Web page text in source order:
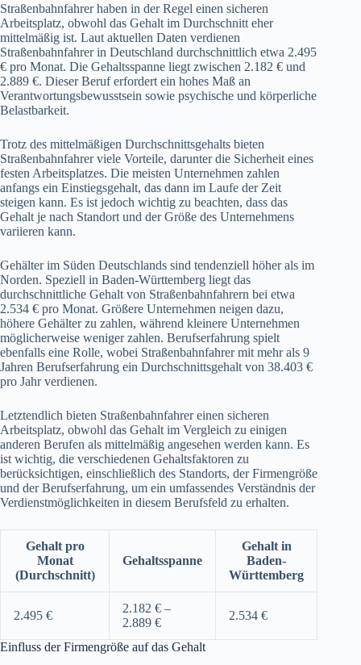
Straßenbahnfahrer haben in der Regel einen sicheren
Arbeitsplatz, obwohl das Gehalt im Durchschnitt eher
mittelmäßig ist. Laut aktuellen Daten verdienen
Straßenbahnfahrer in Deutschland durchschnittlich etwa 2.495
€ pro Monat. Die Gehaltsspanne liegt zwischen 2.182 € und
2.889 €. Dieser Beruf erfordert ein hohes Maß an
Verantwortungsbewusstsein sowie psychische und körperliche
Belastbarkeit.
Trotz des mittelmäßigen Durchschnittsgehalts bieten
Straßenbahnfahrer viele Vorteile, darunter die Sicherheit eines
festen Arbeitsplatzes. Die meisten Unternehmen zahlen
anfangs ein Einstiegsgehalt, das dann im Laufe der Zeit
steigen kann. Es ist jedoch wichtig zu beachten, dass das
Gehalt je nach Standort und der Größe des Unternehmens
variieren kann.
Gehälter im Süden Deutschlands sind tendenziell höher als im
Norden. Speziell in Baden-Württemberg liegt das
durchschnittliche Gehalt von Straßenbahnfahrern bei etwa
2.534 € pro Monat. Größere Unternehmen neigen dazu,
höhere Gehälter zu zahlen, während kleinere Unternehmen
möglicherweise weniger zahlen. Berufserfahrung spielt
ebenfalls eine Rolle, wobei Straßenbahnfahrer mit mehr als 9
Jahren Berufserfahrung ein Durchschnittsgehalt von 38.403 €
pro Jahr verdienen.
Letztendlich bieten Straßenbahnfahrer einen sicheren
Arbeitsplatz, obwohl das Gehalt im Vergleich zu einigen
anderen Berufen als mittelmäßig angesehen werden kann. Es
ist wichtig, die verschiedenen Gehaltsfaktoren zu
berücksichtigen, einschließlich des Standorts, der Firmengröße
und der Berufserfahrung, um ein umfassendes Verständnis der
Verdienstmöglichkeiten in diesem Berufsfeld zu erhalten.
Gehalt pro
Monat
(Durchschnitt)
Gehaltsspanne
Gehalt in
Baden-
Württemberg
2.495 €
2.182 € –
2.889 €
2.534 €
Einfluss der Firmengröße auf das Gehalt